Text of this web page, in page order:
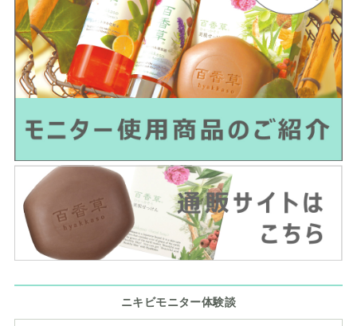
ニキビモニター体験談